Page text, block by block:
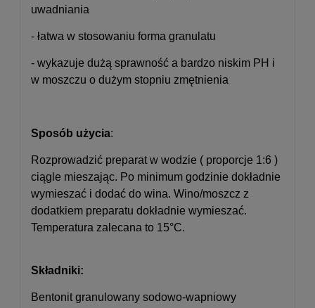
uwadniania
- łatwa w stosowaniu forma granulatu
- wykazuje dużą sprawność a bardzo niskim PH i
w moszczu o dużym stopniu zmętnienia
Sposób użycia:
Rozprowadzić preparat w wodzie ( proporcje 1:6 )
ciągle mieszając. Po minimum godzinie dokładnie
wymieszać i dodać do wina. Wino/moszcz z
dodatkiem preparatu dokładnie wymieszać.
Temperatura zalecana to 15°C.
Składniki:
Bentonit granulowany sodowo-wapniowy